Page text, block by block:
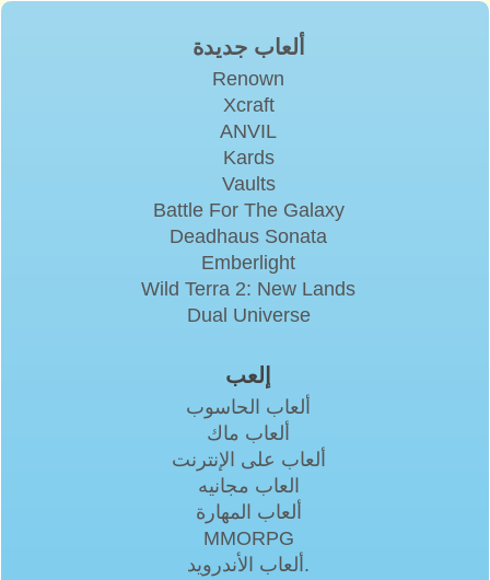
ألعاب جديدة
Renown
Xcraft
ANVIL
Kards
Vaults
Battle For The Galaxy
Deadhaus Sonata
Emberlight
Wild Terra 2: New Lands
Dual Universe
إلعب
ألعاب الحاسوب
ألعاب ماك
ألعاب على الإنترنت
العاب مجانيه
ألعاب المهارة
MMORPG
ألعاب الأندرويد.